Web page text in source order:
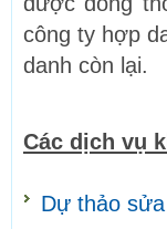
công ty hợp
danh còn lại.
Các dịch vụ
Dự thảo